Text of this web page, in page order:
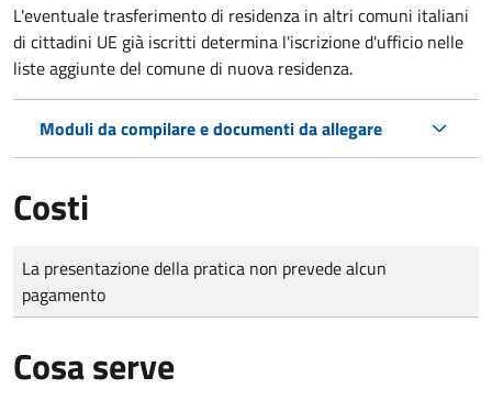
L'eventuale trasferimento di residenza in altri comuni italiani
di cittadini UE già iscritti determina l'iscrizione d'ufficio nelle
liste aggiunte del comune di nuova residenza.
Moduli da compilare e documenti da allegare
Costi
Tipo di pagamento
Importo
La presentazione della pratica non prevede alcun
pagamento
Cosa serve